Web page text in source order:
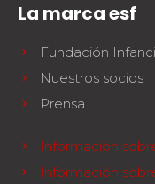
La marca esf
Fundación
Nuestros socios
Prensa
Información
Información